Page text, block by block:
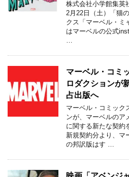
株式会社小学館集英
2月22日（土）「猫
クス「マーベル・ミ
はマーベルの公式
マーベル・コミ
ロダクションが
占出版へ
マーベル・コミック
ンが、マーベルのア
に関する新たな契約
新規契約分より、マ
の邦訳版はす …